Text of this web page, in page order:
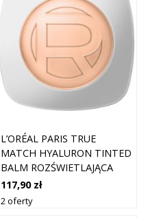
L’ORÉAL PARIS TRUE
MATCH HYALURON TINTED
BALM ROZŚWIETLAJĄCA
BAZA DO UJEDNOLICENIA
KOLORYTU SKÓRY ODCIEŃ
2.5 NEUTRAL LIGHT 8 G
117,90 zł
2 oferty